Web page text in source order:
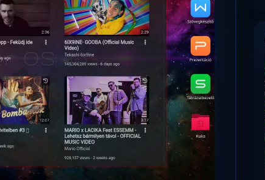
Microsoft odaadta a kulcsokat a
hatóságoknak, hogy visszafejthessék az
adatokat.